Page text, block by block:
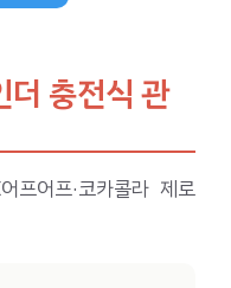
더 충전식 관
프어프·코카콜라 제로